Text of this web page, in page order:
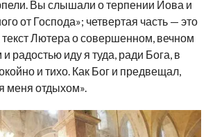
Вы слышали о терпении Иова и
от Господа»; четвертая часть — это
Лютера о совершенном, вечном
радостью иду я туда, ради Бога, в
и тихо. Как Бог и предвещал,
меня отдыхом».